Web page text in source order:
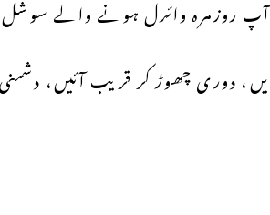
روزمرہ وائرل ہونے والے
دوری چھوڑ کر قریب آئیں،